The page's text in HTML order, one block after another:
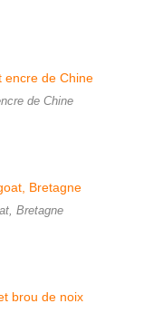
de Chine
Bretagne